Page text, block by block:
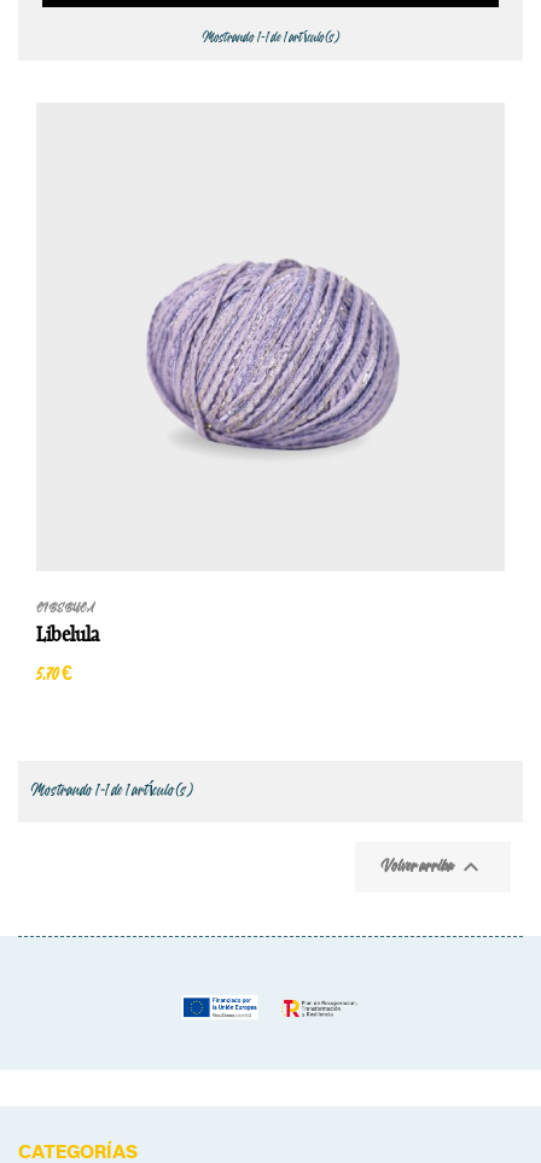
Mostrando 1-1 de 1 artículo(s)
LIBEBULA
Libelula
5,70 €
Mostrando 1-1 de 1 artículo(s)
Volver arriba 
CATEGORÍAS